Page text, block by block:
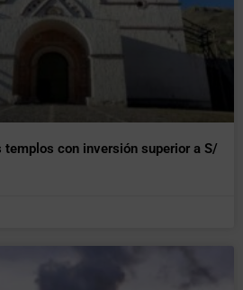
con inversión superior a S/